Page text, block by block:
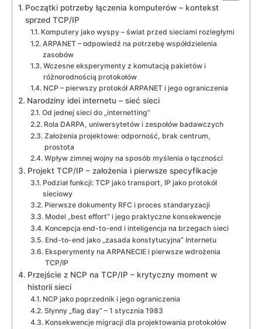
Początki potrzeby łączenia komputerów – kontekst
sprzed TCP/IP
Komputery jako wyspy – świat przed sieciami rozległymi
ARPANET – odpowiedź na potrzebę współdzielenia
zasobów
Wczesne eksperymenty z komutacją pakietów i
różnorodnością protokołów
NCP – pierwszy protokół ARPANET i jego ograniczenia
Narodziny idei internetu – sieć sieci
Od jednej sieci do „internetting”
Rola DARPA, uniwersytetów i zespołów badawczych
Założenia projektowe: odporność, brak centrum,
prostota
Wpływ zimnej wojny na sposób myślenia o łączności
Projekt TCP/IP – założenia i pierwsze specyfikacje
Podział funkcji: TCP jako transport, IP jako protokół
sieciowy
Pierwsze dokumenty RFC i proces standaryzacji
Model „best effort” i jego praktyczne konsekwencje
Koncepcja end-to-end i inteligencja na brzegach sieci
End-to-end jako „zasada konstytucyjna” Internetu
Eksperymenty na ARPANECIE i pierwsze wdrożenia
TCP/IP
Przejście z NCP na TCP/IP – krytyczny moment w
historii sieci
NCP jako poprzednik i jego ograniczenia
Słynny „flag day” – 1 stycznia 1983
Konsekwencje migracji dla projektowania protokołów